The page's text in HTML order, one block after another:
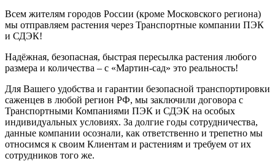
Всем жителям городов России (кроме Московского региона)
мы отправляем растения через Транспортные компании ПЭК
и СДЭК!
Надёжная, безопасная, быстрая пересылка растения любого
размера и количества – с «Мартин-сад» это реальность!
Для Вашего удобства и гарантии безопасной транспортировки
саженцев в любой регион РФ, мы заключили договора с
Транспортными Компаниями ПЭК и СДЭК на особых
индивидуальных условиях. За долгие годы сотрудничества,
данные компании осознали, как ответственно и трепетно мы
относимся к своим Клиентам и растениям и требуем от их
сотрудников того же.